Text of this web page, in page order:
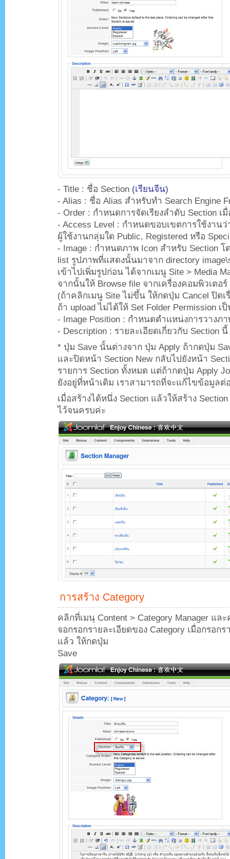
- Title : ชื่อ Section (เรียนจีน)
- Alias : ชื่อ Alias สำหรับทำ Search Engine
- Order : กำหนดการจัดเรียงลำดับ Section เ
- Access Level : กำหนดขอบเขตการใช้งานว่
ผู้ใช้งานกลุ่มใด Public, Registered หรือ
- Image : กำหนดภาพ Icon สำหรับ Section โ
list รูปภาพที่แสดงนั้นมาจาก directory
เข้าไปเพิ่มรูปก่อน ได้จากเมนู Site > Media
จากนั้นให้ Browse file จากเครื่องคอมพิวเตอ
(ถ้าคลิกเมนู Site ไม่ขึ้น ให้กดปุ่ม Cancel ปิดเ
ถ้า upload ไม่ได้ให้ Set Folder Permission เป็
- Image Position : กำหนดตำแหน่งการวางภ
- Description : รายละเอียดเกี่ยวกับ Section นี้
* ปุ่ม Save นั้นต่างจาก ปุ่ม Apply ถ้ากดปุ่ม
และปิดหน้า Section New กลับไปยังหน้า
รายการ Section ทั้งหมด แต่ถ้ากดปุ่ม Apply
ยังอยู่ที่หน้าเดิม เราสามารถที่จะแก้ไขข้อมูลต่
เมื่อสร้างได้หนึ่ง Section แล้วให้สร้าง
ไว้จนครบค่ะ
การสร้าง Category
คลิกที่เมนุ Content > Category Manager แล
จอกรอกรายละเอียดของ Category เมื่อกรอกร
แล้ว ให้กดปุ่ม
Save